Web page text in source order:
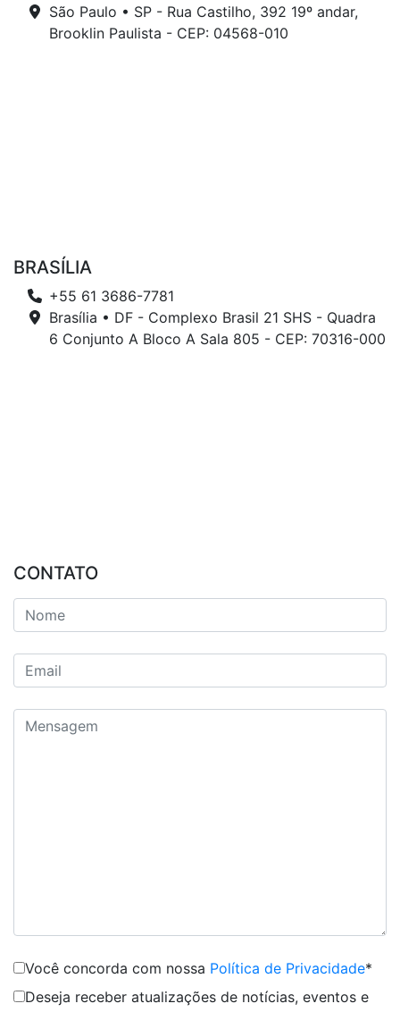
São Paulo • SP - Rua Castilho, 392 19º andar,
Brooklin Paulista - CEP: 04568-010
BRASÍLIA
+55 61 3686-7781
Brasília • DF - Complexo Brasil 21 SHS - Quadra
6 Conjunto A Bloco A Sala 805 - CEP: 70316-000
CONTATO
Você concorda com nossa Política de Privacidade*
Deseja receber atualizações de notícias, eventos e